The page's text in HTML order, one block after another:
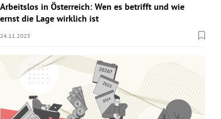
Arbeitslos in Österreich: Wen es betrifft und wie
ernst die Lage wirklich ist
24.11.2025